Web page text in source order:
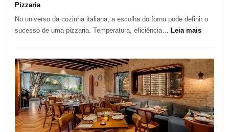
Isso
Pizzaria
No universo da cozinha italiana, a escolha do forno pode definir o
sucesso de uma pizzaria. Temperatura, eficiência… Leia mais:
Como
Escolher
o
Forno
Ideal
para